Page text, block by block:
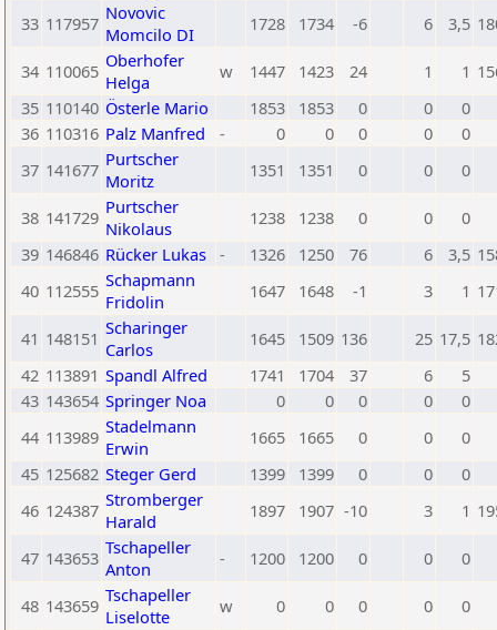
33 117957 Novovic
Momcilo DI
1728 1734 -6 6 3,5
34 110065 Oberhofer
Helga
w 1447 1423 24 1 1
35 110140 Österle Mario 1853 1853 0 0
0
36 110316 Palz Manfred - 0 0 0 0
0
37 141677 Purtscher
Moritz
1351 1351 0 0 0
38 141729 Purtscher
Nikolaus
1238 1238 0 0
0
39 146846 Rücker Lukas - 1326 1250 76 6 3,5
40 112555 Schapmann
Fridolin
1647 1648 -1 3 1
41 148151 Scharinger
Carlos
1645 1509 136 25 17,5
42 113891 Spandl Alfred 1741 1704 37 6
5
43 143654 Springer Noa 0 0 0 0
0
44 113989 Stadelmann
Erwin
1665 1665 0 0
0
45 125682 Steger Gerd 1399 1399 0 0
0
46 124387 Stromberger
Harald
1897 1907 -10 3 1
47 143653 Tschapeller
Anton
- 1200 1200 0 0 0
48 143659 Tschapeller
Liselotte
w 0 0 0 0 0